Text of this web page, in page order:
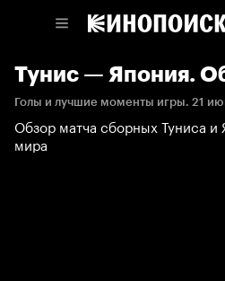
Тунис — Япония.
Голы и лучшие моменты игры. 21
Обзор матча сборных Туниса
мира